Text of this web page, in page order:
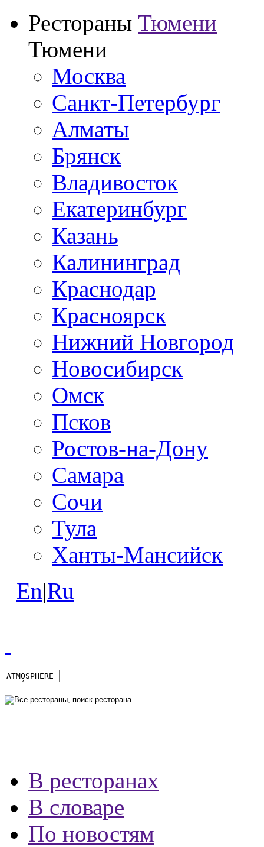
Рестораны Тюмени
Тюмени
Москва
Санкт-Петербург
Алматы
Брянск
Владивосток
Екатеринбург
Казань
Калининград
Краснодар
Красноярск
Нижний Новгород
Новосибирск
Омск
Псков
Ростов-на-Дону
Самара
Сочи
Тула
Ханты-Мансийск
En|Ru
В ресторанах
В словаре
По новостям